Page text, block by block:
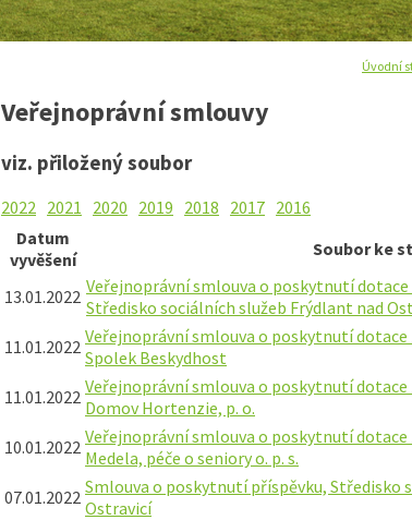
Úvodní
Veřejnoprávní smlouvy
viz. přiložený soubor
2022 2021 2020 2019 2018 2017 2016
Datum
vyvěšení
Soubor ke
13.01.2022 Veřejnoprávní smlouva o poskytnutí
Středisko sociálních služeb Frýdlant nad
11.01.2022 Veřejnoprávní smlouva o poskytnutí dotace
Spolek Beskydhost
11.01.2022 Veřejnoprávní smlouva o poskytnutí dotace
Domov Hortenzie, p. o.
10.01.2022 Veřejnoprávní smlouva o poskytnutí dotace
Medela, péče o seniory o. p. s.
07.01.2022 Smlouva o poskytnutí příspěvku, Středisko
Ostravicí